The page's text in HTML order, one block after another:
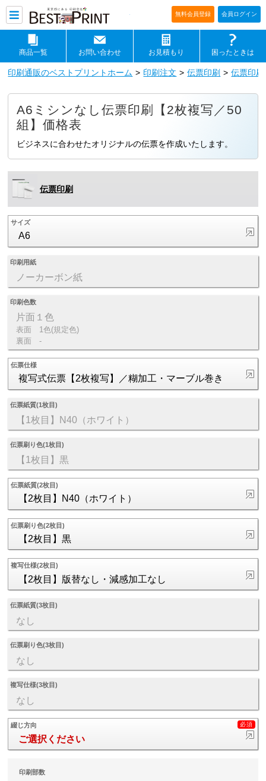
印刷通販ベストプリントベストプリ
無料会員登録 会員ログイン
商品一覧 お問い合わせ お見積もり 困ったときは
印刷通販のベストプリントホーム 印刷注文 伝票印刷 伝票印
A6ミシンなし伝票印刷【2枚複写／50
組】価格表
ビジネスに合わせたオリジナルの伝票を作成いたします。
伝票印刷
サイズ
A6
印刷用紙
ノーカーボン紙
印刷色数
片面１色
表面
1色(規定色)
裏面
-
伝票仕様
複写式伝票【2枚複写】／糊加工・マーブル巻き
伝票紙質(1枚目)
【1枚目】N40（ホワイト）
伝票刷り色(1枚目)
【1枚目】黒
伝票紙質(2枚目)
【2枚目】N40（ホワイト）
伝票刷り色(2枚目)
【2枚目】黒
複写仕様(2枚目)
【2枚目】版替なし・減感加工なし
伝票紙質(3枚目)
なし
伝票刷り色(3枚目)
なし
複写仕様(3枚目)
なし
綴じ方向
ご選択ください
印刷部数